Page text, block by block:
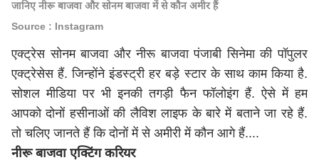
जानिए नीरू बाजवा और सोनम बाजवा में से कौन अमीर हैं
Source : Instagram
एक्ट्रेस सोनम बाजवा और नीरू बाजवा पंजाबी सिनेमा की पॉपुलर
एक्ट्रेसेस हैं. जिन्होंने इंडस्ट्री हर बड़े स्टार के साथ काम किया है.
सोशल मीडिया पर भी इनकी तगड़ी फैन फॉलोइंग हैं. ऐसे में हम
आपको दोनों हसीनाओं की लैविश लाइफ के बारे में बताने जा रहे हैं.
तो चलिए जानते हैं कि दोनों में से अमीरी में कौन आगे हैं....
नीरू बाजवा एक्टिंग करियर